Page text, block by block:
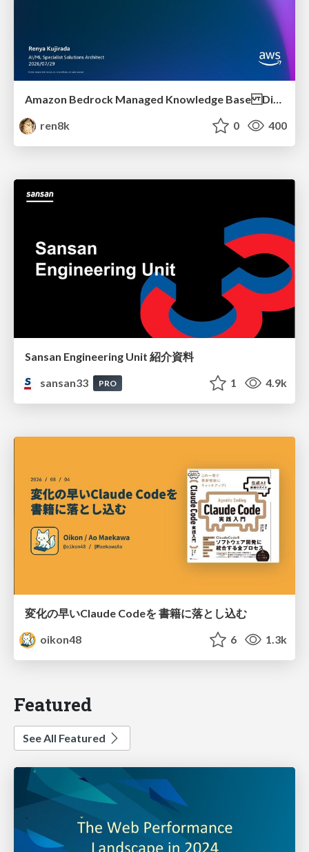
Amazon Bedrock Managed Knowledge Base Dive Deep
ren8k
0 400
Sansan Engineering Unit 紹介資料
sansan33
PRO 1 4.9k
変化の早いClaude Codeを 書籍に落とし込む
oikon48
6 1.3k
Featured
See All Featured